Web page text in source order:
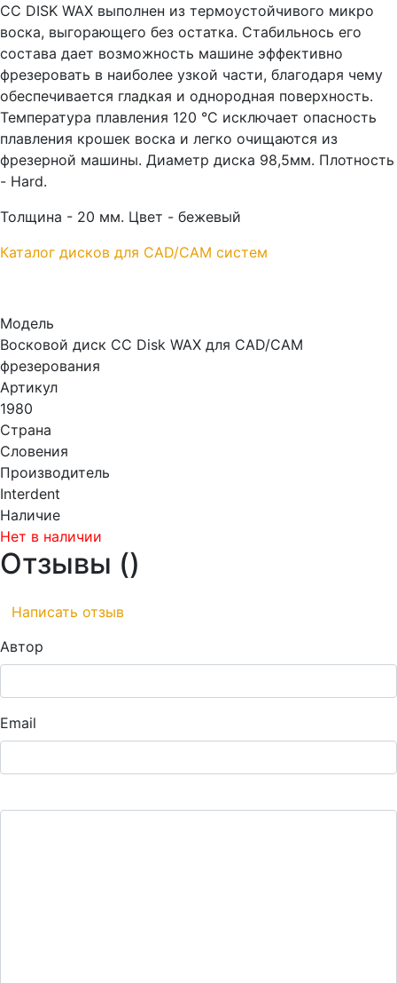
CC DISK WAX выполнен из термоустойчивого микро
воска, выгорающего без остатка. Стабильнось его
состава дает возможность машине эффективно
фрезеровать в наиболее узкой части, благодаря чему
обеспечивается гладкая и однородная поверхность.
Температура плавления 120 °C исключает опасность
плавления крошек воска и легко очищаются из
фрезерной машины. Диаметр диска 98,5мм. Плотность
- Hard.
Толщина - 20 мм. Цвет - бежевый
Каталог дисков для CAD/CAM систем
Модель
Восковой диск CC Disk WAX для CAD/CAM
фрезерования
Артикул
1980
Страна
Словения
Производитель
Interdent
Наличие
Нет в наличии
Отзывы ()
Написать отзыв
Автор
Email